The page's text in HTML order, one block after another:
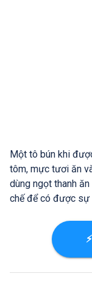
Một tô bún khi
tôm, mực tươi ăn
dùng ngọt thanh
chế để có được sự